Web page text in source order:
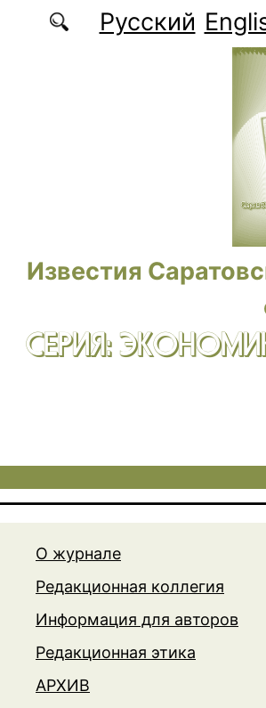
содержаниюРусский
Известия
СЕРИЯ:
О журнале
Редакционная коллегия
Информация для авторов
Редакционная этика
АРХИВ